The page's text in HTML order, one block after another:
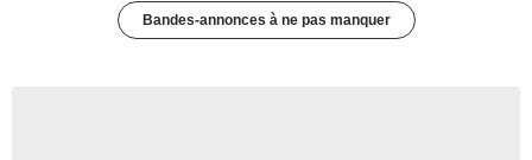
Bandes-annonces à ne pas manquer